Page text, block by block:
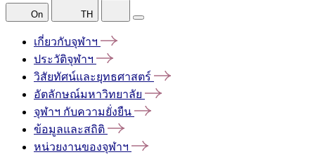
On TH
เกี่ยวกับจุฬาฯ
ประวัติจุฬาฯ
วิสัยทัศน์และยุทธศาสตร์
อัตลักษณ์มหาวิทยาลัย
จุฬาฯ กับความยั่งยืน
ข้อมูลและสถิติ
หน่วยงานของจุฬาฯ